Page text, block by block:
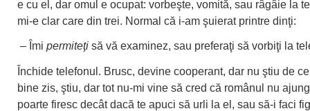
e cu el, dar omul e ocupat: vorbeşte, vomită, sau râgâie la
mi-e clar care din trei. Normal că i-am şuierat printre dinţi:
– Îmi permiteţi să vă examinez, sau preferaţi să vorbiţi la
Închide telefonul. Brusc, devine cooperant, dar nu ştiu de
bine zis, ştiu, dar tot nu-mi vine să cred că românul nu
poarte firesc decât dacă te apuci să urli la el, sau să-i faci